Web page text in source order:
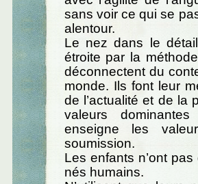
sans voir ce qui se
alentour.
Le nez dans le
étroite par la
déconnectent du
monde. Ils font leur
de l’actualité et de la
valeurs
enseigne les
soumission.
Les enfants n’ont
nés humains.